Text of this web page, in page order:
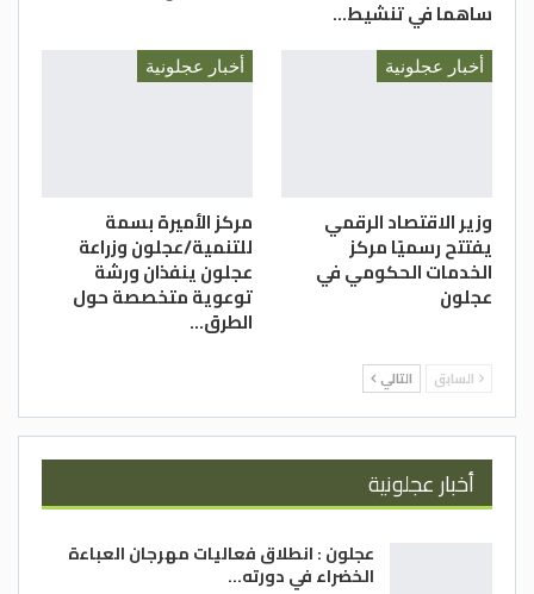
ساهما في تنشيط…
أخبار عجلونية
وزير الاقتصاد الرقمي
يفتتح رسميًا مركز
الخدمات الحكومي في
عجلون
أخبار عجلونية
مركز الأميرة بسمة
للتنمية/عجلون وزراعة
عجلون ينفذان ورشة
توعوية متخصصة حول
الطرق…
السابق التالي
أخبار عجلونية
عجلون : انطلاق فعاليات مهرجان العباءة
الخضراء في دورته…